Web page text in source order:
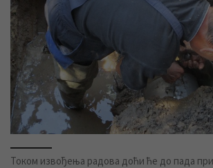
Током извођења радова доћи ће до пада